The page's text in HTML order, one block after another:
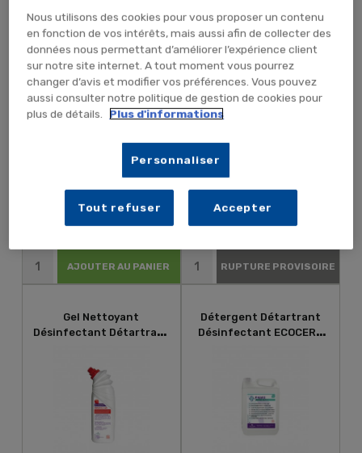
Nettoyant Détartrant
Anti-Calcaire Alimentaire
Écolabel
AJOUTER AU PANIER
Spray Nettoyant
Détartrant ECOLABEL
GREEN'R SANIT
RUPTURE PROVISOIRE
Gel Nettoyant
Désinfectant Détartrant
Détergent Détartrant
Désinfectant ECOCERT
Nous utilisons des cookies pour vous proposer un contenu
en fonction de vos intérêts, mais aussi afin de collecter des
données nous permettant d’améliorer l’expérience client
sur notre site internet. A tout moment vous pourrez
changer d’avis et modifier vos préférences. Vous pouvez
aussi consulter notre politique de gestion de cookies pour
plus de détails.
Plus d'informations
Personnaliser
Tout refuser Accepter